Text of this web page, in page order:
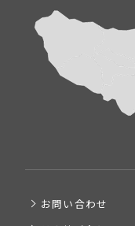
お問い合わせ